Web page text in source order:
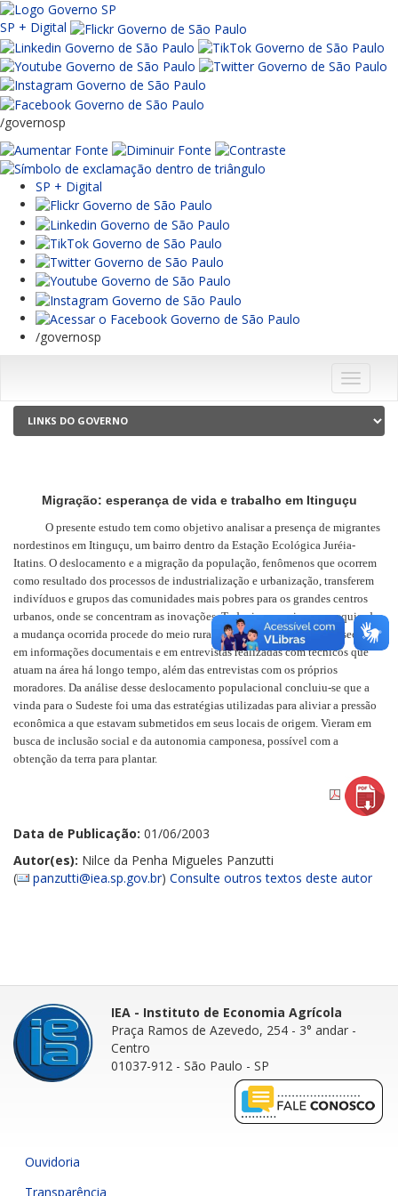
SP + Digital
/governosp
SP + Digital
/governosp
Menu
Migração: esperança de vida e trabalho em Itinguçu
O presente estudo tem como objetivo analisar a presença de migrantes
nordestinos em Itinguçu, um bairro dentro da Estação Ecológica Juréia-
Itatins. O deslocamento e a migração da população, fenômenos que ocorrem
como resultado dos processos de industrialização e urbanização, transferem
indivíduos e grupos das comunidades mais pobres para os grandes centros
urbanos, onde se concentram as inovações. Todavia, no universo pesquisado,
a mudança ocorrida procede do meio rural para o rural. A pesquisa baseou-se
em informações documentais e em entrevistas realizadas com técnicos que
atuam na área há longo tempo, além das entrevistas com os próprios
moradores. Da análise desse deslocamento populacional concluiu-se que a
vinda para o Sudeste foi uma das estratégias utilizadas para aliviar a pressão
econômica a que estavam submetidos em seus locais de origem. Vieram em
busca de inclusão social e da autonomia camponesa, possível com a
obtenção da terra para plantar.
Data de Publicação: 01/06/2003
Autor(es): Nilce da Penha Migueles Panzutti
(
panzutti@iea.sp.gov.br) Consulte outros textos deste autor
IEA - Instituto de Economia Agrícola
Praça Ramos de Azevedo, 254 - 3° andar -
Centro
01037-912 - São Paulo - SP
Ouvidoria
Transparência